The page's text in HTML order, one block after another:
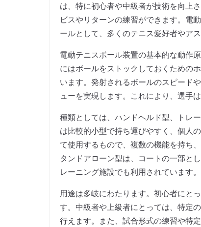
は、特に初心者や中級者が技術を向上
ビスやリターンの練習ができます。電
ールとして、多くのテニス愛好者やア
電動テニスボール装置の基本的な動作
にはボールをストックしておくための
います。発射されるボールのスピード
ューを実現します。これにより、選手
種類としては、ハンドヘルド型、トレ
は比較的小型で持ち運びやすく、個人
て使用するもので、複数の機能を持ち
タンドアローン型は、コートの一部と
レーニング施設でも利用されています。
用途は多岐にわたります。初心者にと
す。中級者や上級者にとっては、特定
行えます。また、試合形式の練習や特